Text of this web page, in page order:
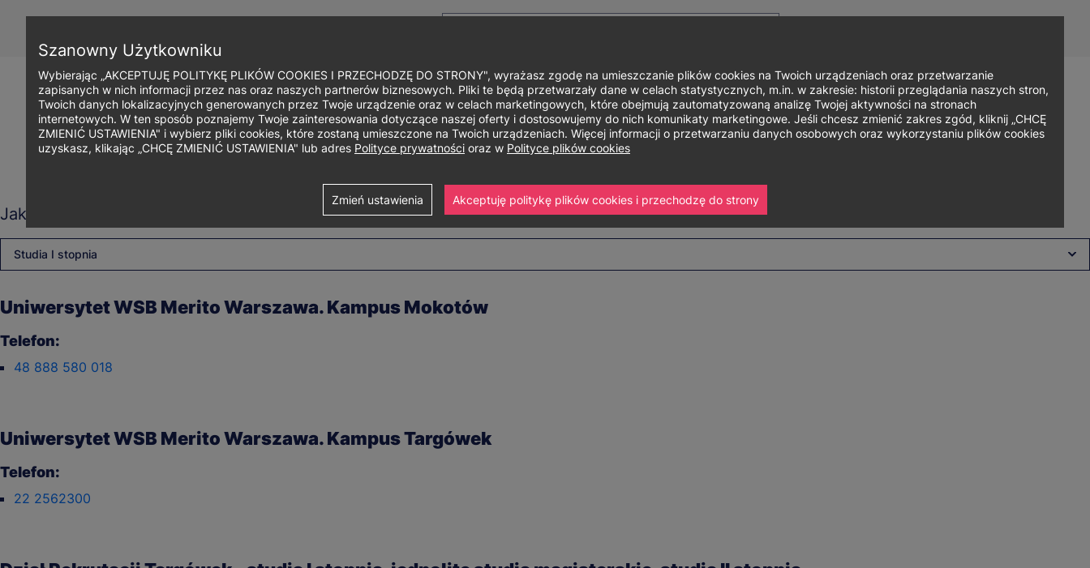
menu
Główne
menu
O uniwersytecie Studia i szkolenia Nauka i badania Współpraca Strefa studenta Zapisz się
nawigacyjna
Jaki rodzaj studiów Cię interesuje?
Studia I stopnia
Uniwersytet WSB Merito Warszawa. Kampus Mokotów
Telefon:
48 888 580 018
Uniwersytet WSB Merito Warszawa. Kampus Targówek
Telefon:
22 2562300
Szanowny Użytkowniku
Wybierając „AKCEPTUJĘ POLITYKĘ PLIKÓW COOKIES I PRZECHODZĘ DO STRONY", wyrażasz zgodę na umieszczanie plików cookies na Twoich urządzeniach oraz przetwarzanie
zapisanych w nich informacji przez nas oraz naszych partnerów biznesowych. Pliki te będą przetwarzały dane w celach statystycznych, m.in. w zakresie: historii przeglądania naszych stron,
Twoich danych lokalizacyjnych generowanych przez Twoje urządzenie oraz w celach marketingowych, które obejmują zautomatyzowaną analizę Twojej aktywności na stronach
internetowych. W ten sposób poznajemy Twoje zainteresowania dotyczące naszej oferty i dostosowujemy do nich komunikaty marketingowe. Jeśli chcesz zmienić zakres zgód, kliknij „CHCĘ
ZMIENIĆ USTAWIENIA" i wybierz pliki cookies, które zostaną umieszczone na Twoich urządzeniach. Więcej informacji o przetwarzaniu danych osobowych oraz wykorzystaniu plików cookies
uzyskasz, klikając „CHCĘ ZMIENIĆ USTAWIENIA" lub adres Polityce prywatności oraz w Polityce plików cookies
Zmień ustawienia Akceptuję politykę plików cookies i przechodzę do strony